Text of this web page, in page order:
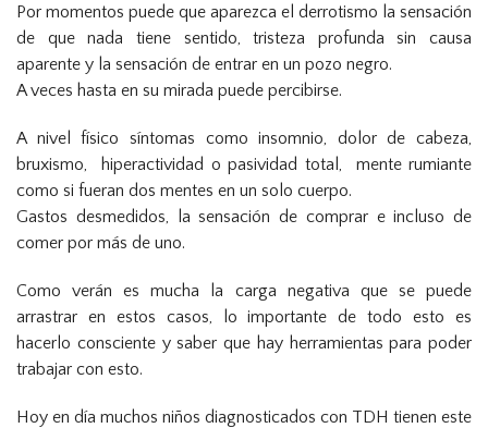
Por momentos puede que aparezca el derrotismo la sensación
de que nada tiene sentido, tristeza profunda sin causa
aparente y la sensación de entrar en un pozo negro.
A veces hasta en su mirada puede percibirse.
A nivel físico síntomas como insomnio, dolor de cabeza,
bruxismo, hiperactividad o pasividad total, mente rumiante
como si fueran dos mentes en un solo cuerpo.
Gastos desmedidos, la sensación de comprar e incluso de
comer por más de uno.
Como verán es mucha la carga negativa que se puede
arrastrar en estos casos, lo importante de todo esto es
hacerlo consciente y saber que hay herramientas para poder
trabajar con esto.
Hoy en día muchos niños diagnosticados con TDH tienen este